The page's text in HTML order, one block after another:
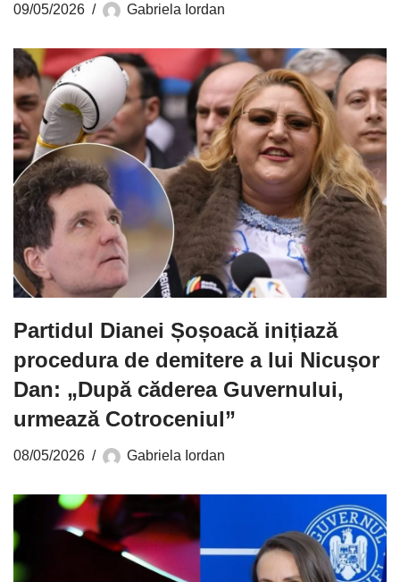
09/05/2026 Gabriela Iordan
Partidul Dianei Șoșoacă inițiază
procedura de demitere a lui Nicușor
Dan: „După căderea Guvernului,
urmează Cotroceniul”
08/05/2026 Gabriela Iordan